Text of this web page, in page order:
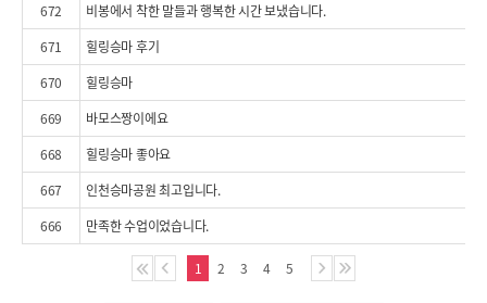
672
비봉에서 착한 말들과 행복한 시간 보냈습니다.
671
힐링승마 후기
670
힐링승마
669
바모스짱이에요
668
힐링승마 좋아요
667
인천승마공원 최고입니다.
666
만족한 수업이었습니다.
1 2 3 4 5